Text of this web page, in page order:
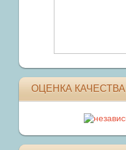
ОЦЕНКА КАЧЕСТВА